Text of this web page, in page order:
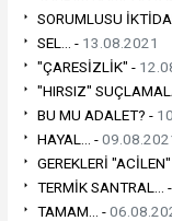
SORUMLUSU
SEL... - 13.08.2021
"ÇARESİZLİK" -
"HIRSIZ"
BU MU ADALET? -
HAYAL... -
GEREKLERİ
TERMİK SANTRAL... -
TAMAM... -